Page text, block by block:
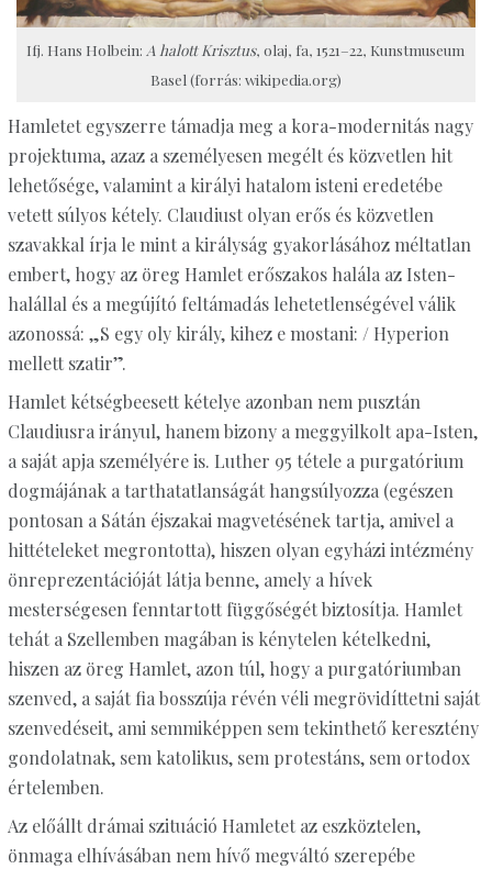
Ifj. Hans Holbein: A halott Krisztus, olaj, fa, 1521–22, Kunstmuseum
Basel (forrás: wikipedia.org)
Hamletet egyszerre támadja meg a kora-modernitás nagy
projektuma, azaz a személyesen megélt és közvetlen hit
lehetősége, valamint a királyi hatalom isteni eredetébe
vetett súlyos kétely. Claudiust olyan erős és közvetlen
szavakkal írja le mint a királyság gyakorlásához méltatlan
embert, hogy az öreg Hamlet erőszakos halála az Isten-
halállal és a megújító feltámadás lehetetlenségével válik
azonossá: „S egy oly király, kihez e mostani: / Hyperion
mellett szatir”.
Hamlet kétségbeesett kételye azonban nem pusztán
Claudiusra irányul, hanem bizony a meggyilkolt apa-Isten,
a saját apja személyére is. Luther 95 tétele a purgatórium
dogmájának a tarthatatlanságát hangsúlyozza (egészen
pontosan a Sátán éjszakai magvetésének tartja, amivel a
hittételeket megrontotta), hiszen olyan egyházi intézmény
önreprezentációját látja benne, amely a hívek
mesterségesen fenntartott függőségét biztosítja. Hamlet
tehát a Szellemben magában is kénytelen kételkedni,
hiszen az öreg Hamlet, azon túl, hogy a purgatóriumban
szenved, a saját fia bosszúja révén véli megrövidíttetni saját
szenvedéseit, ami semmiképpen sem tekinthető keresztény
gondolatnak, sem katolikus, sem protestáns, sem ortodox
értelemben.
Az előállt drámai szituáció Hamletet az eszköztelen,
önmaga elhívásában nem hívő megváltó szerepébe